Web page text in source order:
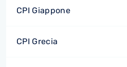
CPI Giappone
CPI Grecia